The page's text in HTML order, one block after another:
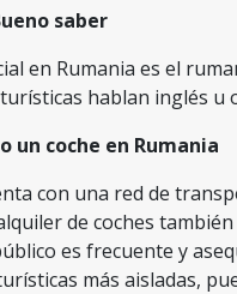
saber
en Rumania es el
hablan inglés
un coche en Rumania
con una red de
de coches
es frecuente y
más aisladas,